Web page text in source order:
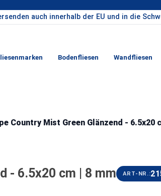
auch innerhalb der EU und in die
Bodenfliesen Wandfliesen
Country Mist Green Glänzend - 6.5x20
- 6.5x20 cm | 8 mm ART-NR.: